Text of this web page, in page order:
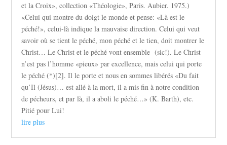
et la Croix», collection «Théologie», Paris. Aubier. 1975.)
«Celui qui montre du doigt le monde et pense: «Là est le
péché!», celui-là indique la mauvaise direction. Celui qui veut
savoir où se tient le péché, mon péché et le tien, doit montrer le
Christ… Le Christ et le péché vont ensemble (sic!). Le Christ
n’est pas l’homme «pieux» par excellence, mais celui qui porte
le péché (*)[2]. Il le porte et nous en sommes libérés «Du fait
qu’Il (Jésus)… est allé à la mort, il a mis fin à notre condition
de pécheurs, et par là, il a aboli le péché…» (K. Barth), etc.
Pitié pour Lui!
lire plus